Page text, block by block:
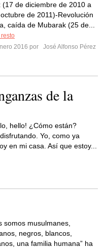
(17 de diciembre de 2010 a
de 2011)-Revolución
caída de Mubarak (25 de...
resto
2016 por
José Alfonso Pérez
de la
hello! ¿Cómo están?
Yo, como ya
en mi casa. Así que estoy...
somos musulmanes,
negros, blancos,
una familia humana” ha